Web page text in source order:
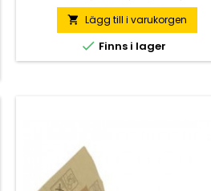
 Lägg till i varukorgen
 Finns i lager